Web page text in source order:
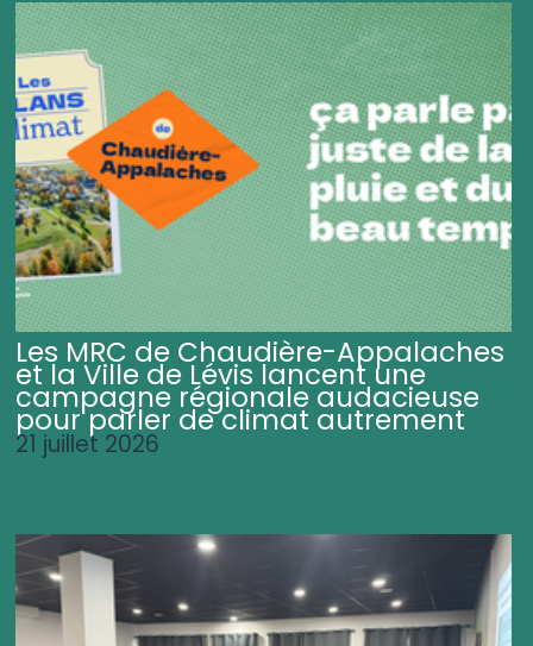
Les MRC de Chaudière-Appalaches
et la Ville de Lévis lancent une
campagne régionale audacieuse
pour parler de climat autrement
21 juillet 2026